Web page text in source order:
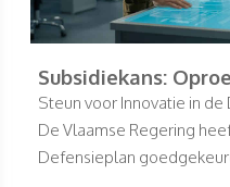
Subsidiekans:
Steun voor Innovatie in
De Vlaamse Regering
Defensieplan